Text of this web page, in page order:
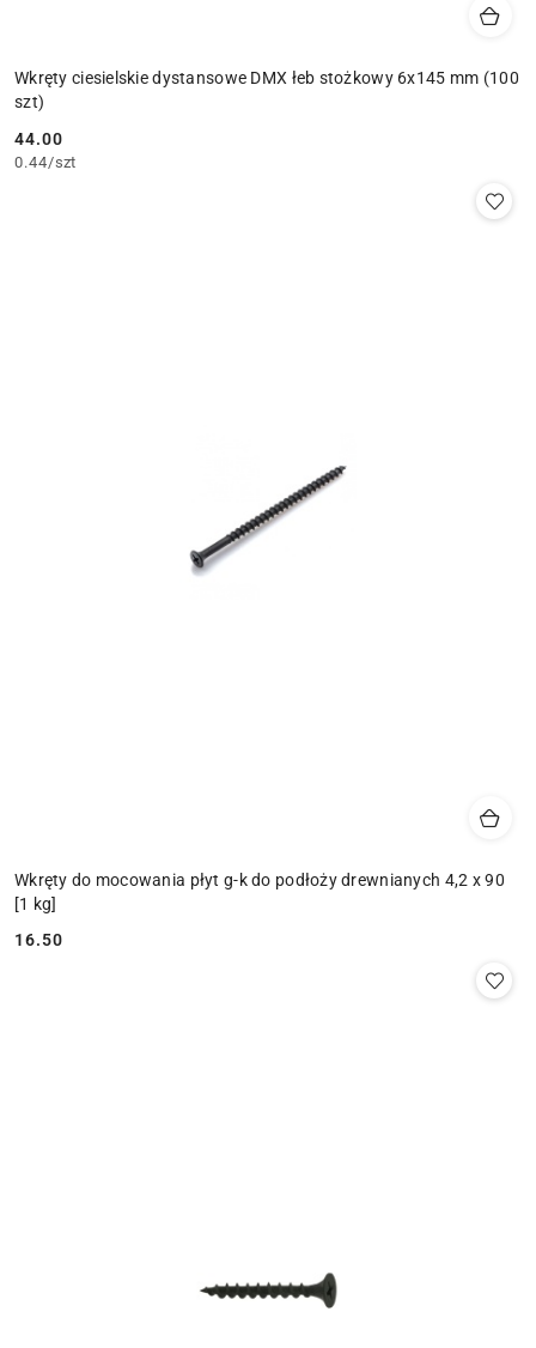
Wkręty ciesielskie dystansowe DMX łeb stożkowy 6x145 mm (100
szt)
Cena:
44.00
0.44/szt
Wkręty do mocowania płyt g-k do podłoży drewnianych 4,2 x 90
[1 kg]
Cena:
16.50